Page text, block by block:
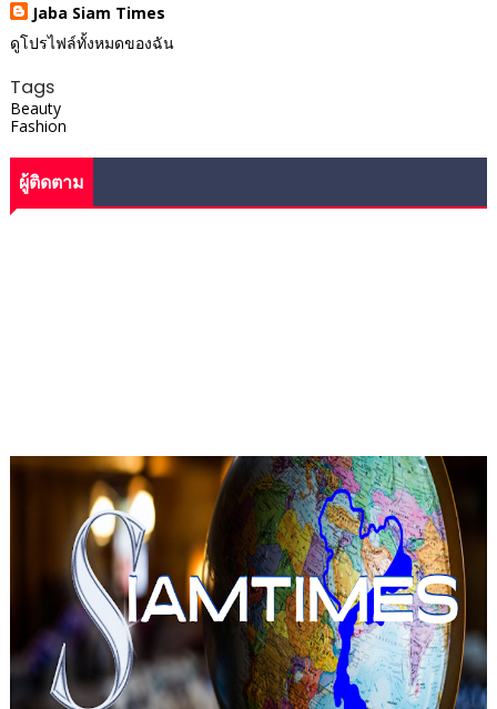
Jaba Siam Times
ดูโปรไฟล์ทั้งหมดของฉัน
Tags
Beauty
Fashion
ผู้ติดตาม